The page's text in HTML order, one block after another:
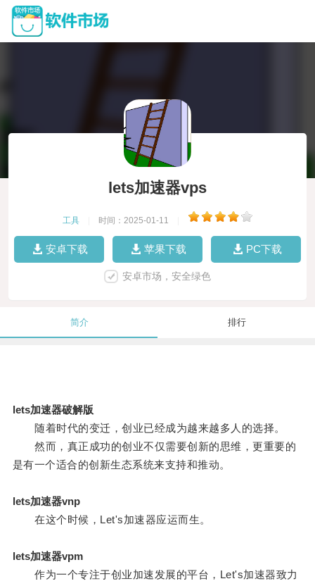
lets加速器vps
工具 时间：2025-01-11
安卓下载 苹果下载 PC下载
安卓市场，安全绿色
简介 排行
lets加速器破解版
随着时代的变迁，创业已经成为越来越多人的选择。
然而，真正成功的创业不仅需要创新的思维，更重要的
是有一个适合的创新生态系统来支持和推动。
lets加速器vnp
在这个时候，Let's加速器应运而生。
lets加速器vpm
作为一个专注于创业加速发展的平台，Let's加速器致力